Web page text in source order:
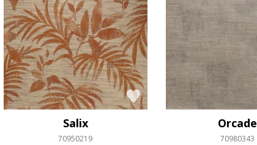
Salix
70950219
Orcade
70980343